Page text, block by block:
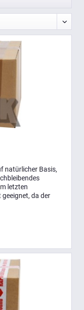
natürlicher Basis,
letzten
da der